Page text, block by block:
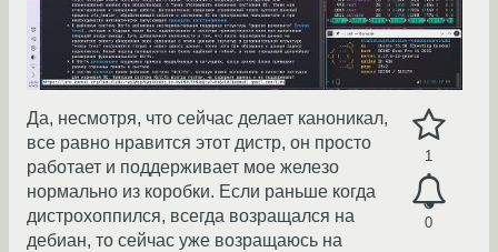
1
0
Да, несмотря, что сейчас делает каноникал,
все равно нравится этот дистр, он просто
работает и поддерживает мое железо
нормально из коробки. Если раньше когда
дистрохоппился, всегда возращался на
дебиан, то сейчас уже возращаюсь на